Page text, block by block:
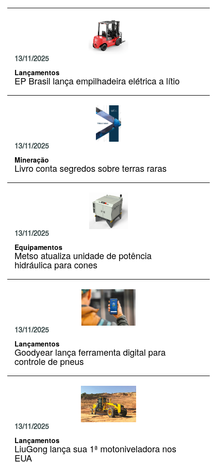
13/11/2025
Lançamentos
EP Brasil lança empilhadeira elétrica a lítio
13/11/2025
Mineração
Livro conta segredos sobre terras raras
13/11/2025
Equipamentos
Metso atualiza unidade de potência
hidráulica para cones
13/11/2025
Lançamentos
Goodyear lança ferramenta digital para
controle de pneus
13/11/2025
Lançamentos
LiuGong lança sua 1ª motoniveladora nos
EUA